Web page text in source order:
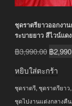
ชุดราตรียาวออกงา
ระบายยาว สีไวน์แด
฿3,990.00
฿
฿
หยิบใส่ตะกร้า
ชุดราตรี, ชุดราตรียาว,
ชุดไปงานแต่งกลางคืน